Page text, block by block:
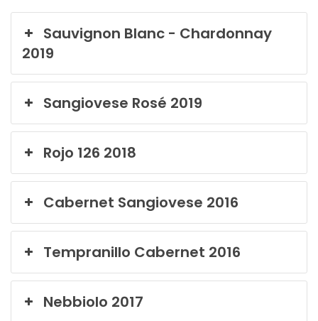
Sauvignon Blanc - Chardonnay
2019
Sangiovese Rosé 2019
Rojo 126 2018
Cabernet Sangiovese 2016
Tempranillo Cabernet 2016
Nebbiolo 2017